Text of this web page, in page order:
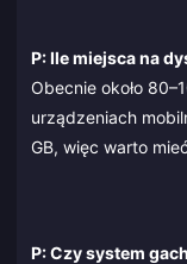
P: Ile miejsca na
Obecnie około
urządzeniach
GB, więc warto
P: Czy system